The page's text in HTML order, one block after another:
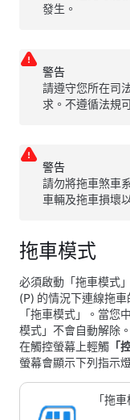
發生。
警告
請遵守您所在司
求。不遵循法規
警告
請勿將拖車煞車
車輛及拖車損壞
拖車模式
必須啟動「拖車模式
(P) 的情況下連線拖車
「拖車模式」。當您
模式」不會自動解除
在觸控螢幕上輕觸 「
螢幕會顯示下列指示
「拖